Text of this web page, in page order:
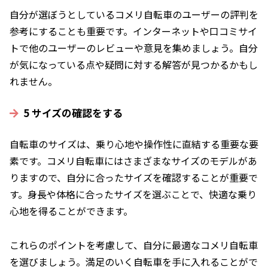
自分が選ぼうとしているコメリ自転車のユーザーの評判を
参考にすることも重要です。インターネットや口コミサイ
トで他のユーザーのレビューや意見を集めましょう。自分
が気になっている点や疑問に対する解答が見つかるかもし
れません。
5 サイズの確認をする
自転車のサイズは、乗り心地や操作性に直結する重要な要
素です。コメリ自転車にはさまざまなサイズのモデルがあ
りますので、自分に合ったサイズを確認することが重要で
す。身長や体格に合ったサイズを選ぶことで、快適な乗り
心地を得ることができます。
これらのポイントを考慮して、自分に最適なコメリ自転車
を選びましょう。満足のいく自転車を手に入れることがで